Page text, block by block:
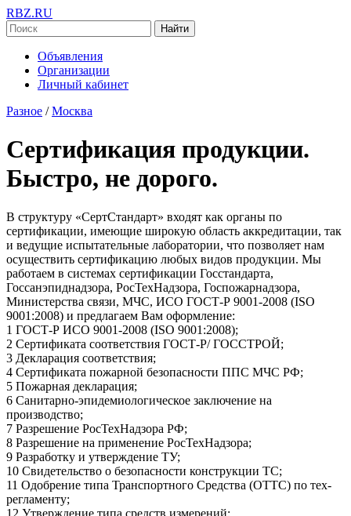
RBZ.RU
Найти
Объявления
Организации
Личный кабинет
Разное / Москва
Сертификация продукции.
Быстро, не дорого.
В структуру «СертСтандарт» входят как органы по
сертификации, имеющие широкую область аккредитации, так
и ведущие испытательные лаборатории, что позволяет нам
осуществить сертификацию любых видов продукции. Мы
работаем в системах сертификации Госстандарта,
Госсанэпиднадзора, РосТехНадзора, Госпожарнадзора,
Министерства связи, МЧС, ИСО ГОСТ-Р 9001-2008 (ISO
9001:2008) и предлагаем Вам оформление:
1 ГОСТ-Р ИСО 9001-2008 (ISO 9001:2008);
2 Сертификата соответствия ГОСТ-Р/ ГОССТРОЙ;
3 Декларация соответствия;
4 Сертификата пожарной безопасности ППС МЧС РФ;
5 Пожарная декларация;
6 Санитарно-эпидемиологическое заключение на
производство;
7 Разрешение РосТехНадзора РФ;
8 Разрешение на применение РосТехНадзора;
9 Разработку и утверждение ТУ;
10 Свидетельство о безопасности конструкции ТС;
11 Одобрение типа Транспортного Средства (ОТТС) по тех-
регламенту;
12 Утверждение типа средств измерений;